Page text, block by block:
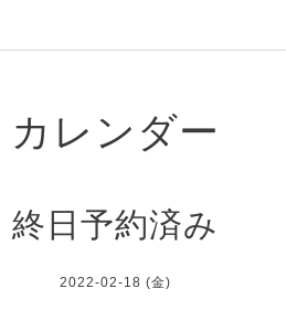
カレンダー
終日予約済み
2022-02-18 (金)